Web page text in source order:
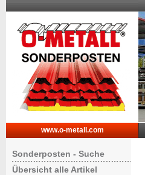
www.o-metall.com
Sonderposten - Suche
Übersicht alle Artikel